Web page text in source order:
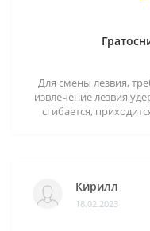
Для смены лезвия,
извлечение лезвия
сгибается,
Кирилл
18.02.2023